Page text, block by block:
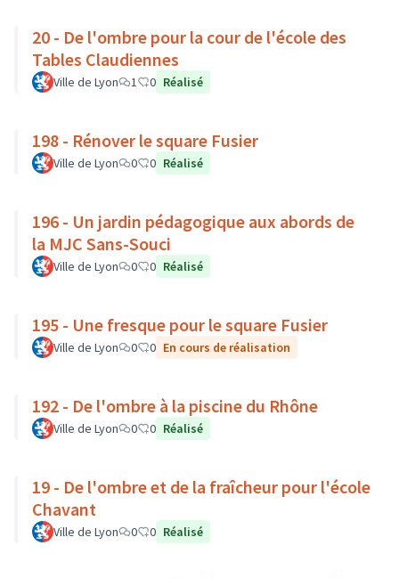
20 - De l'ombre pour la cour de l'école des
Tables Claudiennes
Ville de Lyon 1 0 Réalisé
198 - Rénover le square Fusier
Ville de Lyon 0 0 Réalisé
196 - Un jardin pédagogique aux abords de
la MJC Sans-Souci
Ville de Lyon 0 0 Réalisé
195 - Une fresque pour le square Fusier
Ville de Lyon 0 0 En cours de réalisation
192 - De l'ombre à la piscine du Rhône
Ville de Lyon 0 0 Réalisé
19 - De l'ombre et de la fraîcheur pour l'école
Chavant
Ville de Lyon 0 0 Réalisé